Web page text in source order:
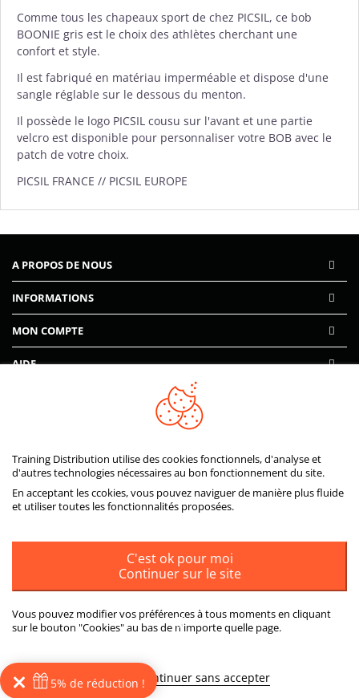
Comme tous les chapeaux sport de chez PICSIL, ce bob
BOONIE gris est le choix des athlètes cherchant une
confort et style.
Il est fabriqué en matériau imperméable et dispose d'une
sangle réglable sur le dessous du menton.
Il possède le logo PICSIL cousu sur l'avant et une partie
velcro est disponible pour personnaliser votre BOB avec le
patch de votre choix.
PICSIL FRANCE // PICSIL EUROPE
A PROPOS DE NOUS
INFORMATIONS
MON COMPTE
Training Distribution utilise des cookies fonctionnels, d'analyse et
d'autres technologies nécessaires au bon fonctionnement du site.
En acceptant les ccokies, vous pouvez naviguer de manière plus fluide
et utiliser toutes les fonctionnalités proposées.
C'est ok pour moi
Continuer sur le site
Vous pouvez modifier vos préférences à tous moments en cliquant
sur le bouton "Cookies" au bas de n'importe quelle page.
Plus d'informationsou Continuer sans accepter
AIDE
© 2026Training DistributionTous droits réservés
5% de réduction !